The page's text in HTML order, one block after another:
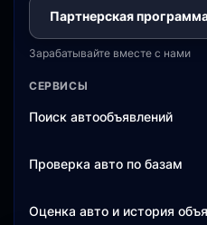
Партнерская
Зарабатывайте вместе с нами
СЕРВИСЫ
Поиск автообъявлений
Проверка авто по базам
Оценка авто и история